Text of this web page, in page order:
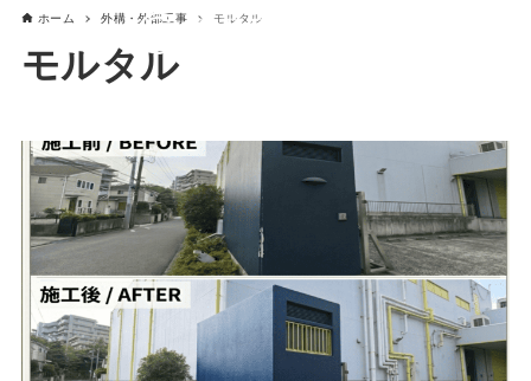
ホーム 外構・外部工事 モルタル
モルタル